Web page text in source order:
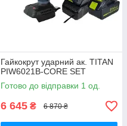
Гайкокрут ударний ак. TITAN
PIW6021B-CORE SET
Готово до відправки 1 од.
6 645 ₴ 6 870 ₴